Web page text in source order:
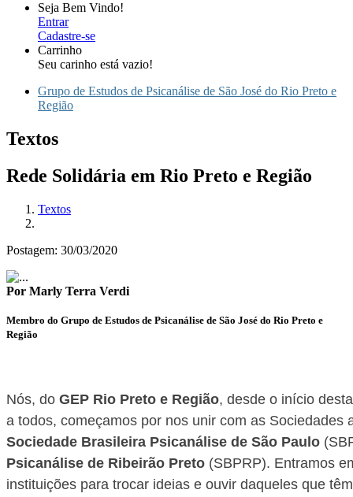
Seja Bem Vindo!
Entrar
Cadastre-se
Carrinho
Seu carinho está vazio!
Grupo de Estudos de Psicanálise de São José do Rio Preto e
Região
Textos
Rede Solidária em Rio Preto e Região
Textos
Postagem: 30/03/2020
Por Marly Terra Verdi
Membro do Grupo de Estudos de Psicanálise de São José do Rio Preto e
Região
Nós, do GEP Rio Preto e Região, desde o início
Sociedade Brasileira Psicanálise de São Paulo
Psicanálise de Ribeirão Preto (SBPRP). Entramos
instituições para trocar ideias e ouvir daqueles que